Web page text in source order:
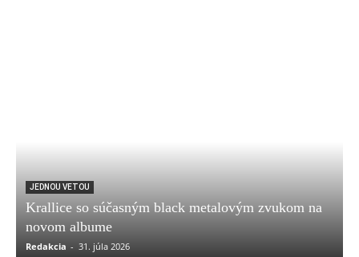
JEDNOU VETOU
Krallice so súčasným black metalovým zvukom na
novom albume
Redakcia - 31. júla 2026